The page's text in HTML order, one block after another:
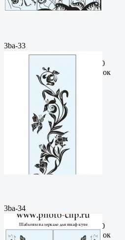
3ba-33
Пескоструйный
рисунокФормат: cdrЦена: 200
руб.Метки: векторный рисунок
3ba-34
Пескоструйный
рисунокФормат: cdrЦена: 200
руб.Метки: векторный рисунок